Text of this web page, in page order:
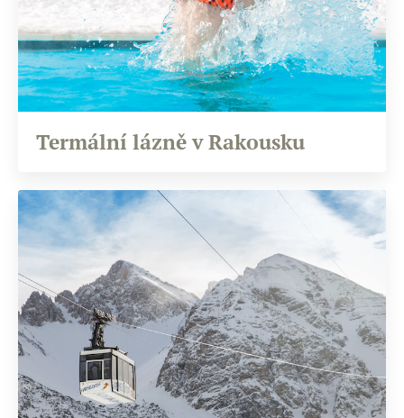
Termální lázně v Rakousku